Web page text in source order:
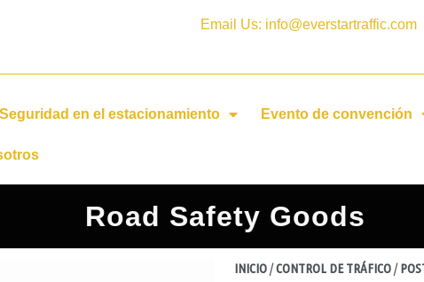
Email Us: info@everstartraffic.com
Seguridad en el estacionamiento Evento de convención
Road Safety Goods
INICIO/CONTROL DE TRÁFICO/